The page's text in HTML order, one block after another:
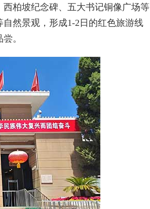
柏坡纪念碑、五大书记铜像广场等
然景观，形成1-2日的红色旅游线
。